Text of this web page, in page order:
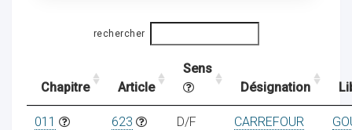
rechercher
Chapitre Article
Sens
Désignation
011 623 D/F
CARREFOUR